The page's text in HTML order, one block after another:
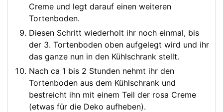
Creme und legt darauf einen weiteren
Tortenboden.
Diesen Schritt wiederholt ihr noch einmal, bis
der 3. Tortenboden oben aufgelegt wird und ihr
das ganze nun in den Kühlschrank stellt.
Nach ca 1 bis 2 Stunden nehmt ihr den
Tortenboden aus dem Kühlschrank und
bestreicht ihn mit einem Teil der rosa Creme
(etwas für die Deko aufheben).